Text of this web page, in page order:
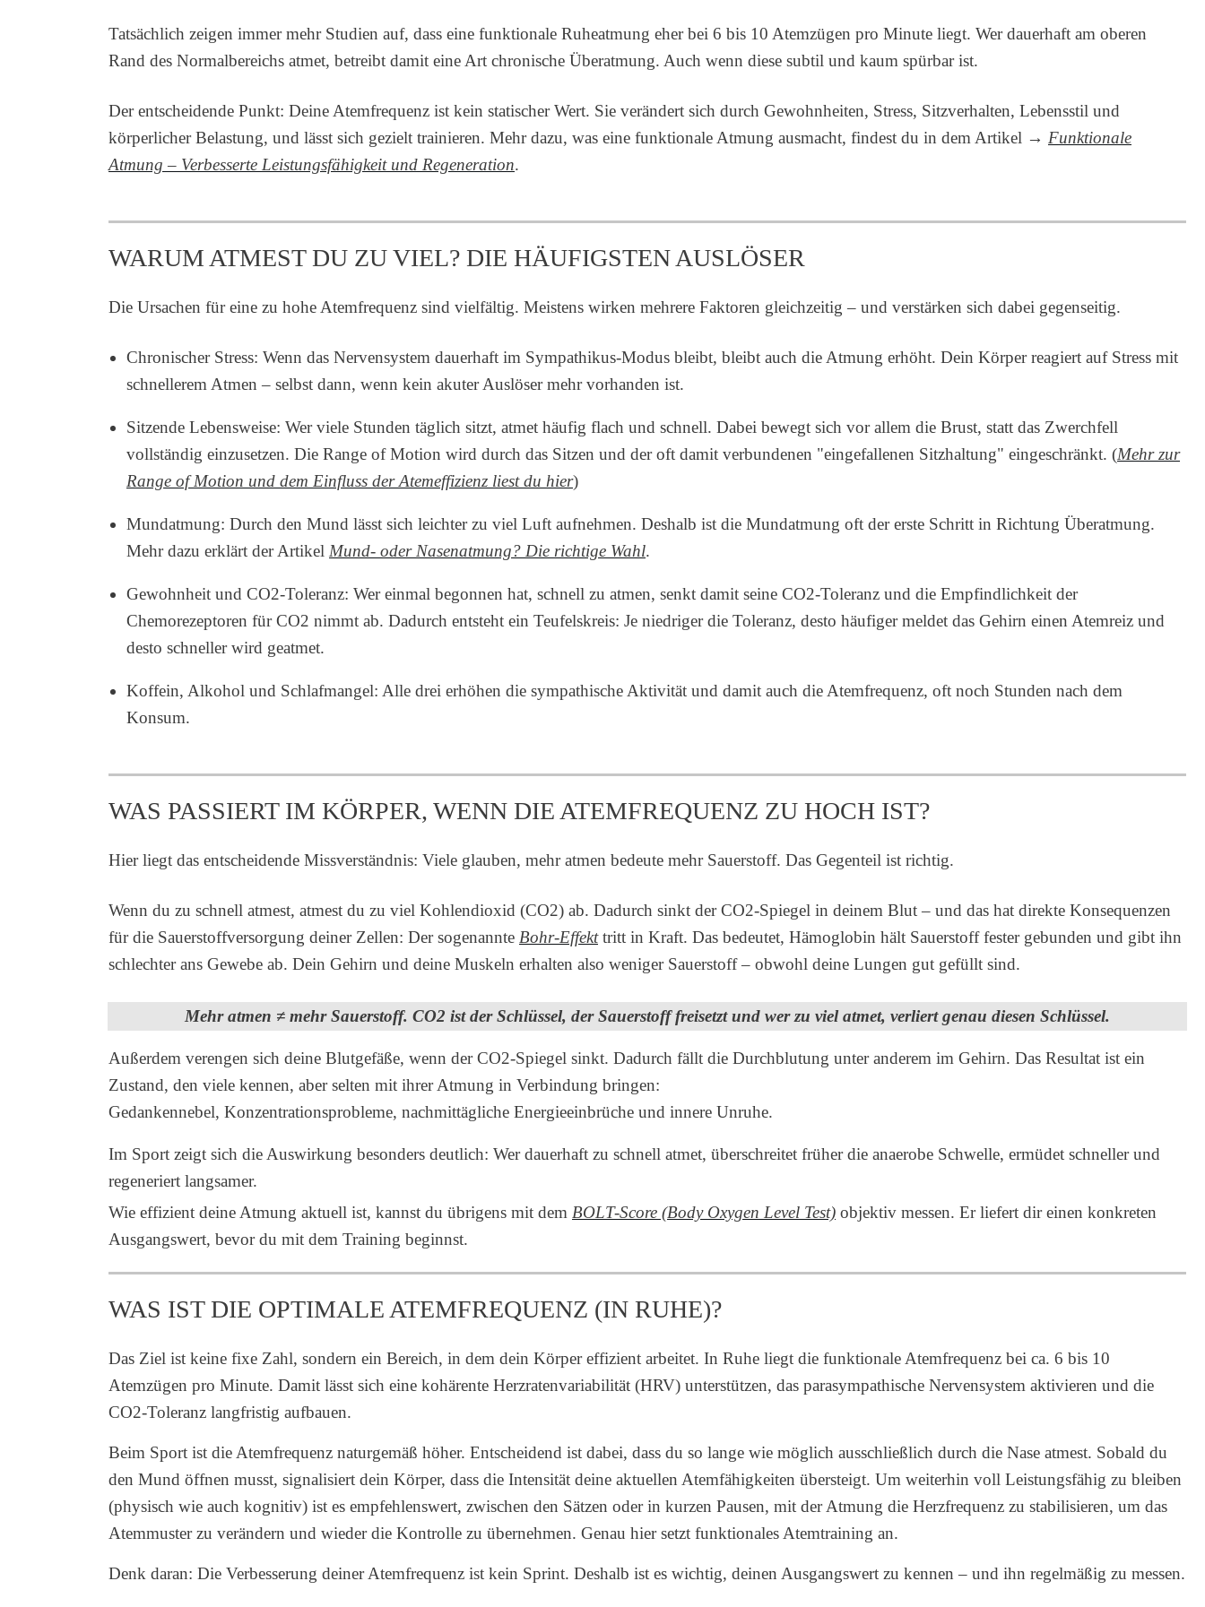
Tatsächlich zeigen immer mehr Studien auf, dass eine funktionale Ruheatmung eher bei 6 bis 10 Atemzügen pro Minute liegt. Wer dauerhaft am oberen
Rand des Normalbereichs atmet, betreibt damit eine Art chronische Überatmung. Auch wenn diese subtil und kaum spürbar ist.
Der entscheidende Punkt: Deine Atemfrequenz ist kein statischer Wert. Sie verändert sich durch Gewohnheiten, Stress, Sitzverhalten, Lebensstil und
körperlicher Belastung, und lässt sich gezielt trainieren. Mehr dazu, was eine funktionale Atmung ausmacht, findest du in dem Artikel → Funktionale
Atmung – Verbesserte Leistungsfähigkeit und Regeneration.
WARUM ATMEST DU ZU VIEL? DIE HÄUFIGSTEN AUSLÖSER
Die Ursachen für eine zu hohe Atemfrequenz sind vielfältig. Meistens wirken mehrere Faktoren gleichzeitig – und verstärken sich dabei gegenseitig.
Chronischer Stress: Wenn das Nervensystem dauerhaft im Sympathikus-Modus bleibt, bleibt auch die Atmung erhöht. Dein Körper reagiert auf Stress mit
schnellerem Atmen – selbst dann, wenn kein akuter Auslöser mehr vorhanden ist.
Sitzende Lebensweise: Wer viele Stunden täglich sitzt, atmet häufig flach und schnell. Dabei bewegt sich vor allem die Brust, statt das Zwerchfell
vollständig einzusetzen. Die Range of Motion wird durch das Sitzen und der oft damit verbundenen "eingefallenen Sitzhaltung" eingeschränkt. (Mehr zur
Range of Motion und dem Einfluss der Atemeffizienz liest du hier)
Mundatmung: Durch den Mund lässt sich leichter zu viel Luft aufnehmen. Deshalb ist die Mundatmung oft der erste Schritt in Richtung Überatmung.
Mehr dazu erklärt der Artikel Mund- oder Nasenatmung? Die richtige Wahl.
Gewohnheit und CO2-Toleranz: Wer einmal begonnen hat, schnell zu atmen, senkt damit seine CO2-Toleranz und die Empfindlichkeit der
Chemorezeptoren für CO2 nimmt ab. Dadurch entsteht ein Teufelskreis: Je niedriger die Toleranz, desto häufiger meldet das Gehirn einen Atemreiz und
desto schneller wird geatmet.
Koffein, Alkohol und Schlafmangel: Alle drei erhöhen die sympathische Aktivität und damit auch die Atemfrequenz, oft noch Stunden nach dem
Konsum.
WAS PASSIERT IM KÖRPER, WENN DIE ATEMFREQUENZ ZU HOCH IST?
Hier liegt das entscheidende Missverständnis: Viele glauben, mehr atmen bedeute mehr Sauerstoff. Das Gegenteil ist richtig.
Wenn du zu schnell atmest, atmest du zu viel Kohlendioxid (CO2) ab. Dadurch sinkt der CO2-Spiegel in deinem Blut – und das hat direkte Konsequenzen
für die Sauerstoffversorgung deiner Zellen: Der sogenannte Bohr-Effekttritt in Kraft. Das bedeutet, Hämoglobin hält Sauerstoff fester gebunden und gibt ihn
schlechter ans Gewebe ab. Dein Gehirn und deine Muskeln erhalten also weniger Sauerstoff – obwohl deine Lungen gut gefüllt sind.
Mehr atmen ≠ mehr Sauerstoff. CO2 ist der Schlüssel, der Sauerstoff freisetzt und wer zu viel atmet, verliert genau diesen Schlüssel.
Außerdem verengen sich deine Blutgefäße, wenn der CO2-Spiegel sinkt. Dadurch fällt die Durchblutung unter anderem im Gehirn. Das Resultat ist ein
Zustand, den viele kennen, aber selten mit ihrer Atmung in Verbindung bringen:
Gedankennebel, Konzentrationsprobleme, nachmittägliche Energieeinbrüche und innere Unruhe.
Im Sport zeigt sich die Auswirkung besonders deutlich: Wer dauerhaft zu schnell atmet, überschreitet früher die anaerobe Schwelle, ermüdet schneller und
regeneriert langsamer.
Wie effizient deine Atmung aktuell ist, kannst du übrigens mit dem BOLT-Score (Body Oxygen Level Test) objektiv messen. Er liefert dir einen konkreten
Ausgangswert, bevor du mit dem Training beginnst.
WAS IST DIE OPTIMALE ATEMFREQUENZ (IN RUHE)?
Das Ziel ist keine fixe Zahl, sondern ein Bereich, in dem dein Körper effizient arbeitet. In Ruhe liegt die funktionale Atemfrequenz bei ca. 6 bis 10
Atemzügen pro Minute. Damit lässt sich eine kohärente Herzratenvariabilität (HRV) unterstützen, das parasympathische Nervensystem aktivieren und die
CO2-Toleranz langfristig aufbauen.
Beim Sport ist die Atemfrequenz naturgemäß höher. Entscheidend ist dabei, dass du so lange wie möglich ausschließlich durch die Nase atmest. Sobald du
den Mund öffnen musst, signalisiert dein Körper, dass die Intensität deine aktuellen Atemfähigkeiten übersteigt. Um weiterhin voll Leistungsfähig zu bleiben
(physisch wie auch kognitiv) ist es empfehlenswert, zwischen den Sätzen oder in kurzen Pausen, mit der Atmung die Herzfrequenz zu stabilisieren, um das
Atemmuster zu verändern und wieder die Kontrolle zu übernehmen. Genau hier setzt funktionales Atemtraining an.
Denk daran: Die Verbesserung deiner Atemfrequenz ist kein Sprint. Deshalb ist es wichtig, deinen Ausgangswert zu kennen – und ihn regelmäßig zu messen.